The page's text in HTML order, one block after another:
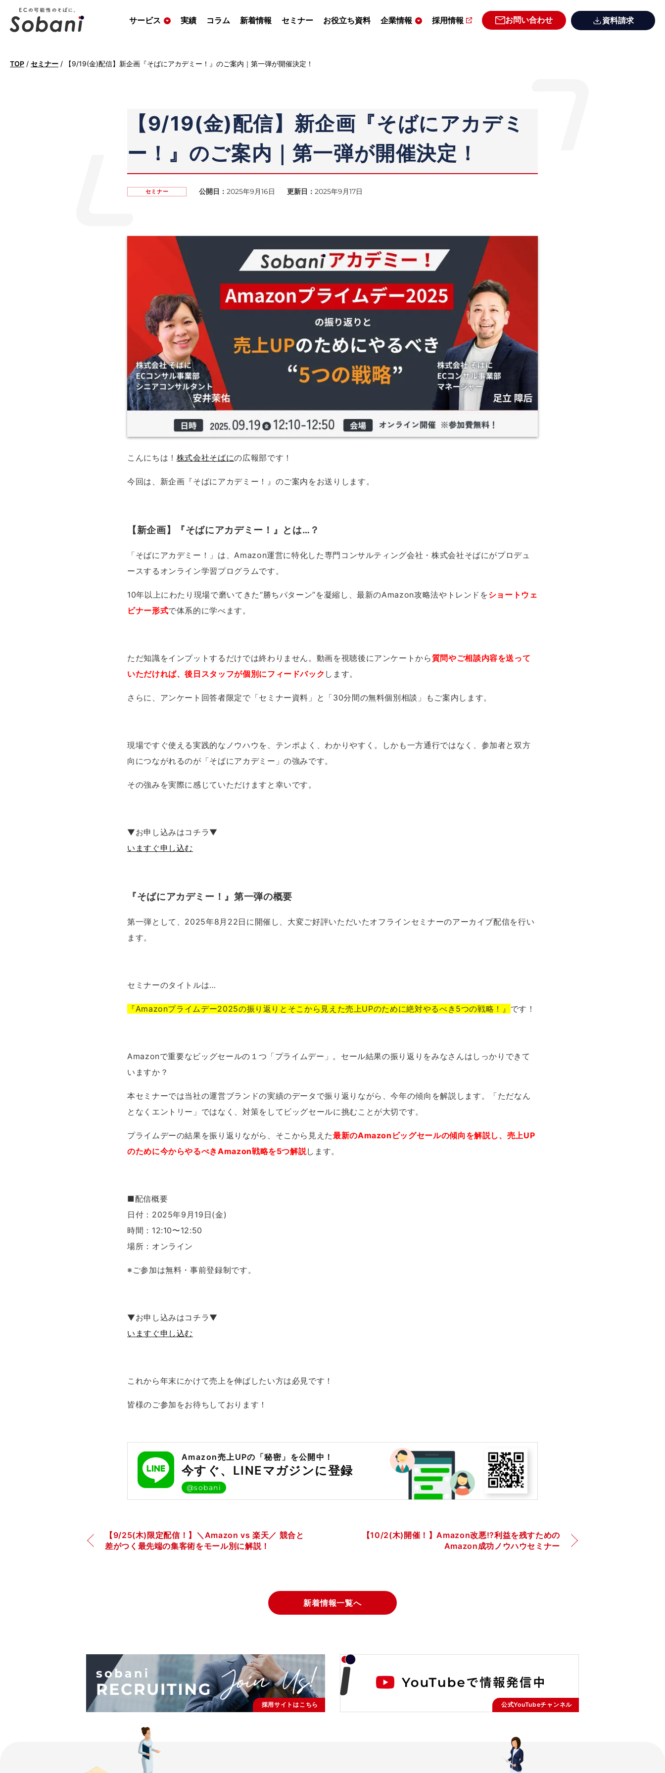
サービス 実績 コラム 新着情報 セミナー お役立ち資料 企業情報 採用情報 お問い合わせ 資料請求
TOP / セミナー / 【9/19(金)配信】新企画『そばにアカデミー！』のご案内｜第一弾が開催決定！
【9/19(金)配信】新企画『そばにアカデミ
ー！』のご案内｜第一弾が開催決定！
セミナー 公開日： 2025年9月16日 更新日： 2025年9月17日
こんにちは！ 株式会社そばにの広報部です！
今回は、新企画『そばにアカデミー！』のご案内をお送りします。
【新企画】『そばにアカデミー！』とは…？
「そばにアカデミー！」は、Amazon運営に特化した専門コンサルティング会社・株式会社そばにがプロデュ
ースするオンライン学習プログラムです。
10年以上にわたり現場で磨いてきた“勝ちパターン”を凝縮し、最新のAmazon攻略法やトレンドをショートウェ
ビナー形式で体系的に学べます。
ただ知識をインプットするだけでは終わりません。動画を視聴後にアンケートから質問やご相談内容を送って
いただければ、後日スタッフが個別にフィードバック します。
さらに、アンケート回答者限定で「セミナー資料」と「30分間の無料個別相談」もご案内します。
現場ですぐ使える実践的なノウハウを、テンポよく、わかりやすく。しかも一方通行ではなく、参加者と双方
向につながれるのが「そばにアカデミー」の強みです。
その強みを実際に感じていただけますと幸いです。
▼お申し込みはコチラ▼
いますぐ申し込む
『そばにアカデミー！』第一弾の概要
第一弾として、2025年8月22日に開催し、大変ご好評いただいたオフラインセミナーのアーカイブ配信を行い
ます。
セミナーのタイトルは…
『Amazonプライムデー2025の振り返りとそこから見えた売上UPのために絶対やるべき5つの戦略！』 です！
Amazonで重要なビッグセールの１つ「プライムデー」。セール結果の振り返りをみなさんはしっかりできて
いますか？
本セミナーでは当社の運営ブランドの実績のデータで振り返りながら、今年の傾向を解説します。「ただなん
となくエントリー」ではなく、対策をしてビッグセールに挑むことが大切です。
プライムデーの結果を振り返りながら、そこから見えた最新のAmazonビッグセールの傾向を解説し、売上UP
のために今からやるべきAmazon戦略を5つ解説します。
■配信概要
日付：2025年9月19日(金)
時間：12:10〜12:50
場所：オンライン
※ご参加は無料・事前登録制です。
▼お申し込みはコチラ▼
いますぐ申し込む
これから年末にかけて売上を伸ばしたい方は必見です！
皆様のご参加をお待ちしております！
Amazon売上UPの「秘密」を公開中！
今すぐ、 LINEマガジンに登録
@sobani
【9/25(木)限定配信！】＼Amazon vs 楽天／ 競合と
差がつく最先端の集客術をモール別に解説！
【10/2(木)開催！】Amazon改悪!?利益を残すための
Amazon成功ノウハウセミナー
新着情報一覧へ
採用サイトはこちら 公式YouTubeチャンネル